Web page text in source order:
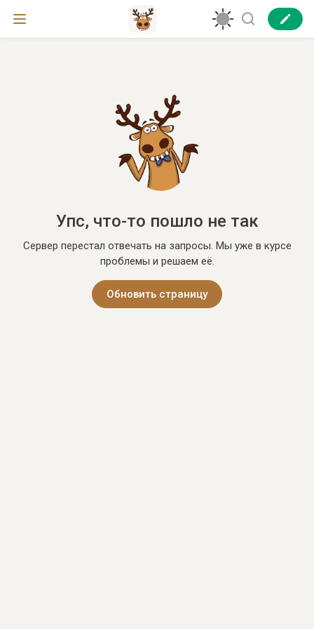
Упс, что-то пошло не так
Сервер перестал отвечать на запросы. Мы уже в курсе
проблемы и решаем её.
Обновить страницу